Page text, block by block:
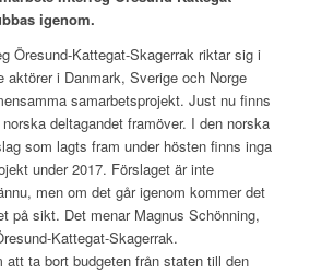
igenom.
Öresund-Kattegat-Skagerrak riktar sig i
aktörer i Danmark, Sverige och Norge
samarbetsprojekt. Just nu finns
deltagandet framöver. I den norska
som lagts fram under hösten finns inga
under 2017. Förslaget är inte
men om det går igenom kommer det
på sikt. Det menar Magnus Schönning,
Kattegat-Skagerrak.
att ta bort budgeten från staten till den